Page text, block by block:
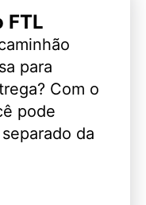
FTL
para
Com o
pode
da